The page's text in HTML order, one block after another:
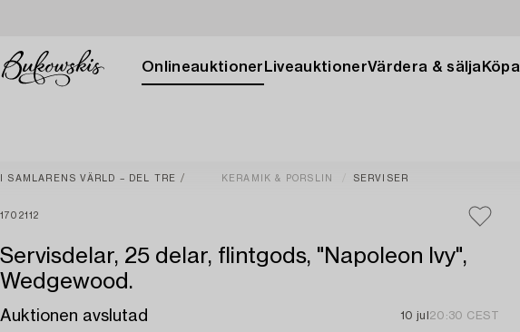
Onlineauktioner LiveauktionerVärdera & sälja Köpa
I SAMLARENS VÄRLD – DEL TRE KERAMIK & PORSLIN SERVISER
1702112
Servisdelar, 25 delar, flintgods, "Napoleon Ivy",
Wedgewood.
Auktionen avslutad 10 jul 20:30 CEST